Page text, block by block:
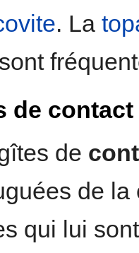
. La
de contact
de
de
qui lui